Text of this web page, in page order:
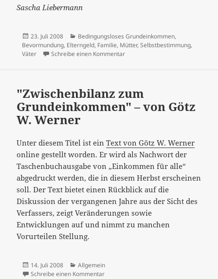
Sascha Liebermann
Veröffentlicht
am
23. Juli 2008 Kategorien
Bedingungsloses Grundeinkommen,
Bevormundung, Elterngeld, Familie, Mütter, Selbstbestimmung,
Väter
Schreibe einen Kommentarzu "Wir brauchen härtere
"Zwischenbilanz zum
Grundeinkommen" – von Götz
W. Werner
Unter diesem Titel ist einText von Götz W. Werner
online gestellt worden. Er wird als Nachwort der
Taschenbuchausgabe von „Einkommen für alle“
abgedruckt werden, die in diesem Herbst erscheinen
soll. Der Text bietet einen Rückblick auf die
Diskussion der vergangenen Jahre aus der Sicht des
Verfassers, zeigt Veränderungen sowie
Entwicklungen auf und nimmt zu manchen
Vorurteilen Stellung.
Veröffentlicht
am
14. Juli 2008 Kategorien
Allgemein
Schreibe einen Kommentarzu "Zwischenbilanz zum